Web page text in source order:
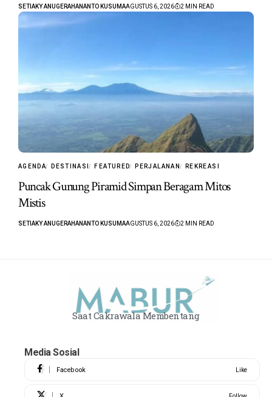
SETIAKY ANUGERAHANANTO KUSUMAAGUSTUS 6, 2026 2 MIN READ
AGENDA DESTINASI FEATURED PERJALANAN REKREASI
Puncak Gunung Piramid Simpan Beragam Mitos
Mistis
SETIAKY ANUGERAHANANTO KUSUMAAGUSTUS 6, 2026 2 MIN READ
Saat Cakrawala Membentang
Media Sosial
Facebook Like